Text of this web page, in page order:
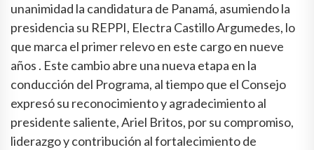
unanimidad la candidatura de Panamá, asumiendo la
presidencia su REPPI, Electra Castillo Argumedes, lo
que marca el primer relevo en este cargo en nueve
años . Este cambio abre una nueva etapa en la
conducción del Programa, al tiempo que el Consejo
expresó su reconocimiento y agradecimiento al
presidente saliente, Ariel Britos, por su compromiso,
liderazgo y contribución al fortalecimiento de